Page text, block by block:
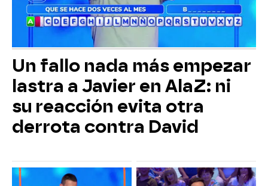
Un fallo nada más empezar
lastra a Javier en AlaZ: ni
su reacción evita otra
derrota contra David